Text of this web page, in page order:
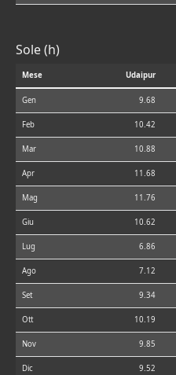
Sole (h)
Mese Udaipur
Gen 9.68
Feb 10.42
Mar 10.88
Apr 11.68
Mag 11.76
Giu 10.62
Lug 6.86
Ago 7.12
Set 9.34
Ott 10.19
Nov 9.85
Dic 9.52